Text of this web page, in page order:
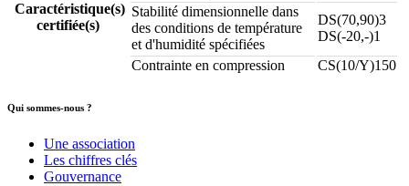
Caractéristique(s)
certifiée(s)
Stabilité dimensionnelle dans
des conditions de température
et d'humidité spécifiées
DS(70,90)3
DS(-20,-)1
Contrainte en compression
CS(10/Y)150
Qui sommes-nous ?
Une association
Les chiffres clés
Gouvernance